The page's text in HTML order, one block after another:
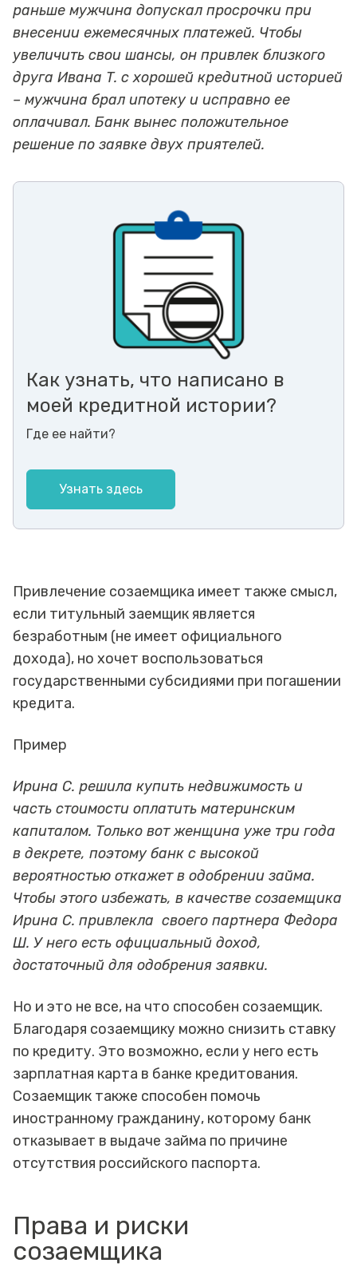
раньше мужчина допускал просрочки при
внесении ежемесячных платежей. Чтобы
увеличить свои шансы, он привлек близкого
друга Ивана Т. с хорошей кредитной историей
– мужчина брал ипотеку и исправно ее
оплачивал. Банк вынес положительное
решение по заявке двух приятелей.
Как узнать, что написано в
моей кредитной истории?
Где ее найти?
Узнать здесь
Привлечение созаемщика имеет также смысл,
если титульный заемщик является
безработным (не имеет официального
дохода), но хочет воспользоваться
государственными субсидиями при погашении
кредита.
Пример
Ирина С. решила купить недвижимость и
часть стоимости оплатить материнским
капиталом. Только вот женщина уже три года
в декрете, поэтому банк с высокой
вероятностью откажет в одобрении займа.
Чтобы этого избежать, в качестве созаемщика
Ирина С. привлекла своего партнера Федора
Ш. У него есть официальный доход,
достаточный для одобрения заявки.
Но и это не все, на что способен созаемщик.
Благодаря созаемщику можно снизить ставку
по кредиту. Это возможно, если у него есть
зарплатная карта в банке кредитования.
Созаемщик также способен помочь
иностранному гражданину, которому банк
отказывает в выдаче займа по причине
отсутствия российского паспорта.
Права и риски
созаемщика